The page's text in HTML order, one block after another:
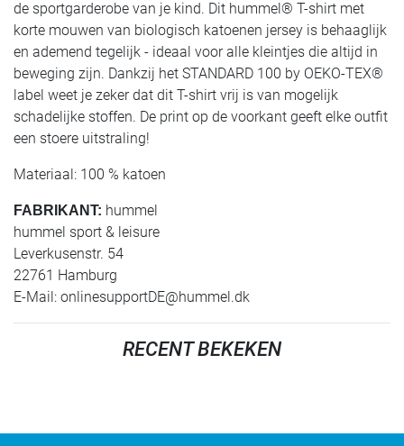
de sportgarderobe van je kind. Dit hummel® T-shirt met
korte mouwen van biologisch katoenen jersey is behaaglijk
en ademend tegelijk - ideaal voor alle kleintjes die altijd in
beweging zijn. Dankzij het STANDARD 100 by OEKO-TEX®
label weet je zeker dat dit T-shirt vrij is van mogelijk
schadelijke stoffen. De print op de voorkant geeft elke outfit
een stoere uitstraling!
Materiaal: 100 % katoen
FABRIKANT: hummel
hummel sport & leisure
Leverkusenstr. 54
22761 Hamburg
E-Mail: onlinesupportDE@hummel.dk
RECENT BEKEKEN